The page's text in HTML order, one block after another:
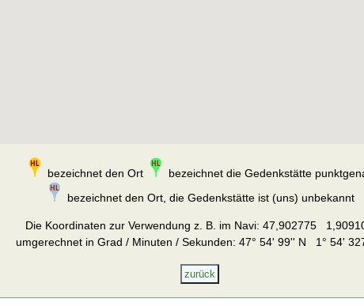
bezeichnet den Ort
bezeichnet die Gedenkstätte
bezeichnet den Ort, die Gedenkstätte ist (uns) unbekannt
Die Koordinaten zur Verwendung z. B. im Navi: 47,902775
umgerechnet in Grad / Minuten / Sekunden: 47° 54' 99'' N 1° 54'